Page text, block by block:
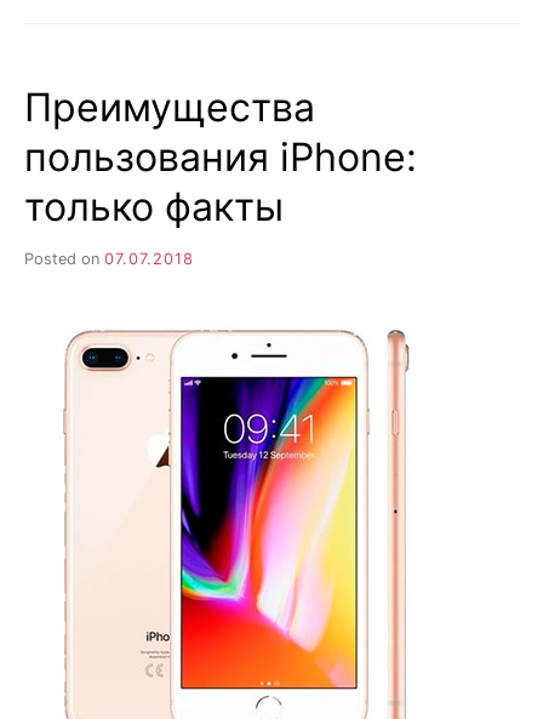
И
ДЛЯ
ANDROID
И
IOS?
Преимущества
пользования iPhone:
только факты
Posted on 07.07.2018